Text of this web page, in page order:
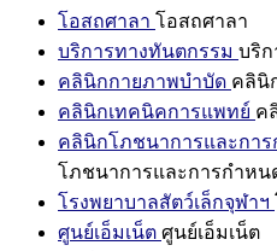
โอสถศาลา โอสถศาลา
บริการทางทันตกรรม บริก
คลินิกกายภาพบำบัด คลินิ
คลินิกเทคนิคการแพทย์ ค
คลินิกโภชนาการและกา
โภชนาการและการกำหน
โรงพยาบาลสัตว์เล็กจุฬาฯ
ศูนย์เอ็มเน็ต ศูนย์เอ็มเน็ต